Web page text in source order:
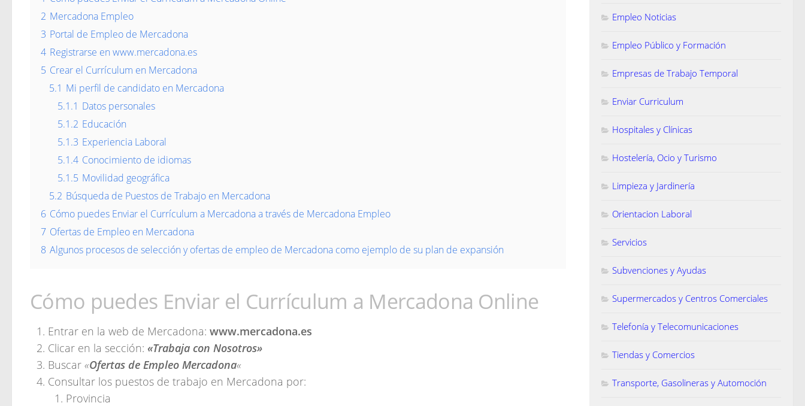
2 Mercadona Empleo
3 Portal de Empleo de Mercadona
4 Registrarse en www.mercadona.es
5 Crear el Currículum en Mercadona
5.1 Mi perfil de candidato en Mercadona
5.1.1 Datos personales
5.1.2 Educación
5.1.3 Experiencia Laboral
5.1.4 Conocimiento de idiomas
5.1.5 Movilidad geográfica
5.2 Búsqueda de Puestos de Trabajo en Mercadona
6 Cómo puedes Enviar el Currículum a Mercadona a través de Mercadona Empleo
7 Ofertas de Empleo en Mercadona
8 Algunos procesos de selección y ofertas de empleo de Mercadona como ejemplo de su plan de expansión
Cómo puedes Enviar el Currículum a Mercadona Online
Entrar en la web de Mercadona: www.mercadona.es
Clicar en la sección: «Trabaja con Nosotros»
Buscar «Ofertas de Empleo Mercadona«
Consultar los puestos de trabajo en Mercadona por:
Provincia
Empleo Noticias
Empleo Público y Formación
Empresas de Trabajo Temporal
Enviar Curriculum
Hospitales y Clínicas
Hostelería, Ocio y Turismo
Limpieza y Jardinería
Orientacion Laboral
Servicios
Subvenciones y Ayudas
Supermercados y Centros Comerciales
Telefonía y Telecomunicaciones
Tiendas y Comercios
Transporte, Gasolineras y Automoción